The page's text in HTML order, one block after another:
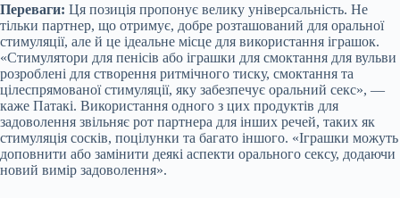
Переваги: Ця позиція пропонує велику універсальність. Не
тільки партнер, що отримує, добре розташований для оральної
стимуляції, але й це ідеальне місце для використання іграшок.
«Стимулятори для пенісів або іграшки для смоктання для вульви
розроблені для створення ритмічного тиску, смоктання та
цілеспрямованої стимуляції, яку забезпечує оральний секс», —
каже Патакі. Використання одного з цих продуктів для
задоволення звільняє рот партнера для інших речей, таких як
стимуляція сосків, поцілунки та багато іншого. «Іграшки можуть
доповнити або замінити деякі аспекти орального сексу, додаючи
новий вимір задоволення».